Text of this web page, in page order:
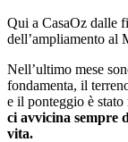
Qui a CasaOz dalle
dell’ampliamento al
Nell’ultimo mese
fondamenta, il
e il ponteggio è
ci avvicina sempre
vita.